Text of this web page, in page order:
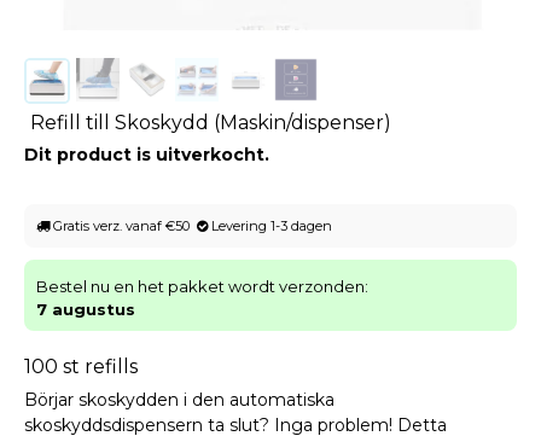
Refill till Skoskydd (Maskin/dispenser)
Dit product is uitverkocht.
Gratis verz. vanaf €50 Levering 1-3 dagen
Bestel nu en het pakket wordt verzonden:
7 augustus
100 st refills
Börjar skoskydden i den automatiska
skoskyddsdispensern ta slut? Inga problem! Detta